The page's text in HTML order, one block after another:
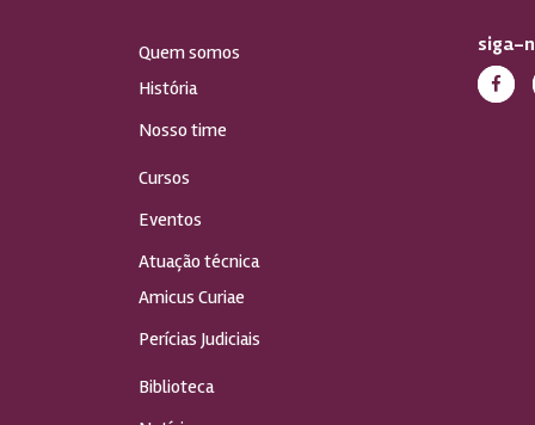
Quem somos
História
Nosso time
Cursos
Eventos
Atuação técnica
Amicus Curiae
Perícias Judiciais
Biblioteca
siga-